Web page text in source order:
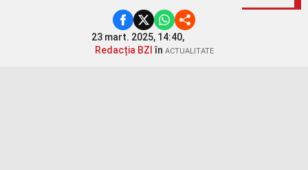
23 mart. 2025, 14:40,
Redacția BZI în ACTUALITATE